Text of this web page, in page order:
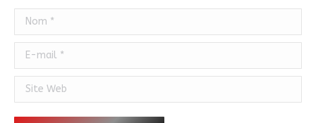
Nom *
E-mail *
Site Web